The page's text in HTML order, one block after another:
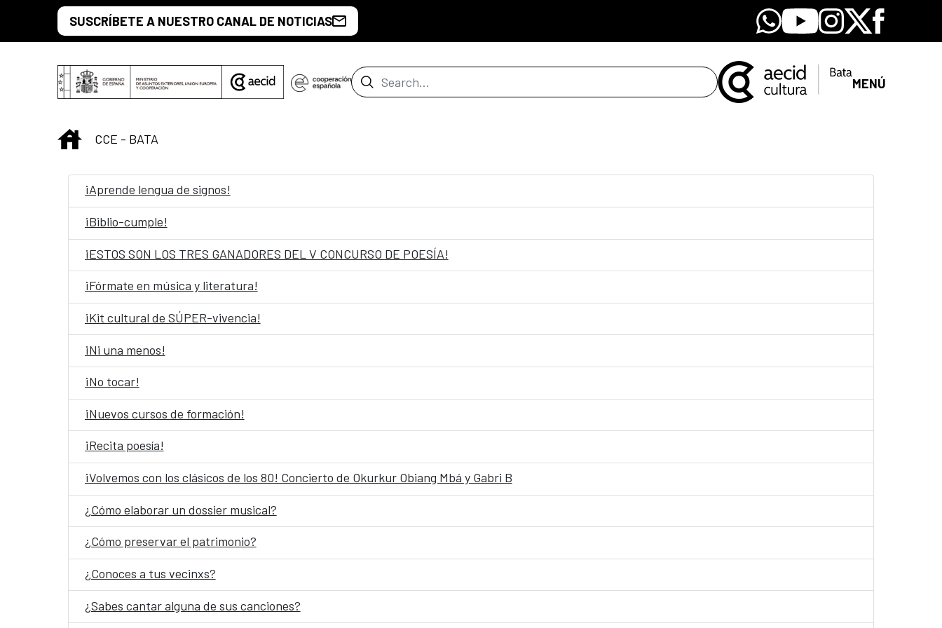
Skip to Main ContentSUSCRÍBETE A NUESTRO CANAL DE NOTICIAS Whatsapp
YoutubeInstagram
X Facebook
Search Bar MENÚ
INICIO
CCE - BATA
¡Aprende lengua de signos!
¡Biblio-cumple!
¡ESTOS SON LOS TRES GANADORES DEL V CONCURSO DE POESÍA!
¡Fórmate en música y literatura!
¡Kit cultural de SÚPER-vivencia!
¡Ni una menos!
¡No tocar!
¡Nuevos cursos de formación!
¡Recita poesía!
¡Volvemos con los clásicos de los 80! Concierto de Okurkur Obiang Mbá y Gabri B
¿Cómo elaborar un dossier musical?
¿Cómo preservar el patrimonio?
¿Conoces a tus vecinxs?
¿Sabes cantar alguna de sus canciones?